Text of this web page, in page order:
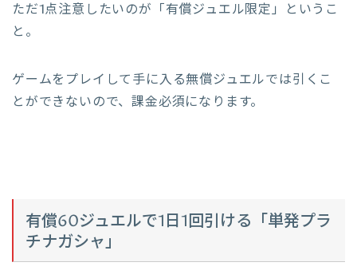
ただ1点注意したいのが「有償ジュエル限定」というこ
と。
ゲームをプレイして手に入る無償ジュエルでは引くこ
とができないので、課金必須になります。
有償60ジュエルで1日1回引ける「単発プラ
チナガシャ」